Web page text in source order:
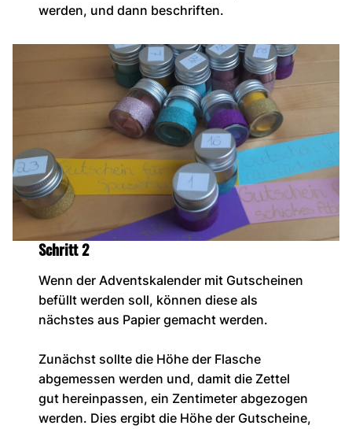
werden, und dann beschriften.
Schritt 2
Wenn der Adventskalender mit Gutscheinen
befüllt werden soll, können diese als
nächstes aus Papier gemacht werden.
Zunächst sollte die Höhe der Flasche
abgemessen werden und, damit die Zettel
gut hereinpassen, ein Zentimeter abgezogen
werden. Dies ergibt die Höhe der Gutscheine,